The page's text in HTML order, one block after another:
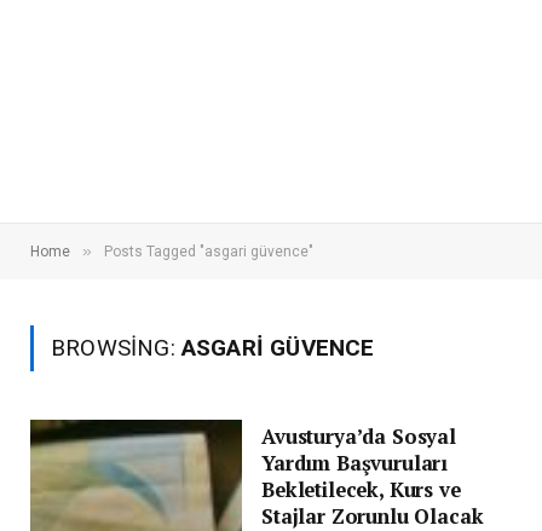
Home » Posts Tagged "asgari güvence"
BROWSING:ASGARI GÜVENCE
Avusturya’da Sosyal
Yardım Başvuruları
Bekletilecek, Kurs ve
Stajlar Zorunlu Olacak